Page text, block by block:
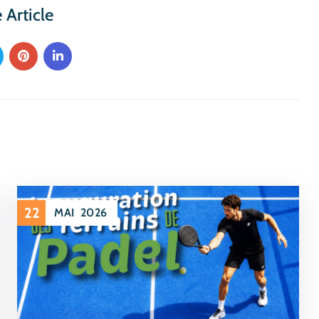
Article
22 MAI 2026